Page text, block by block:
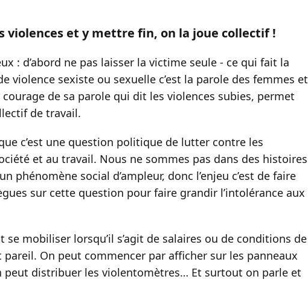
violences et y mettre fin, on la joue collectif !
: d’abord ne pas laisser la victime seule - ce qui fait la
violence sexiste ou sexuelle c’est la parole des femmes et
de sa parole qui dit les violences subies, permet
de travail.
que c’est une question politique de lutter contre les
et au travail. Nous ne sommes pas dans des histoires
phénomène social d’ampleur, donc l’enjeu c’est de faire
sur cette question pour faire grandir l’intolérance aux
se mobiliser lorsqu’il s’agit de salaires ou de conditions de
On peut commencer par afficher sur les panneaux
peut distribuer les violentomètres… Et surtout on parle et